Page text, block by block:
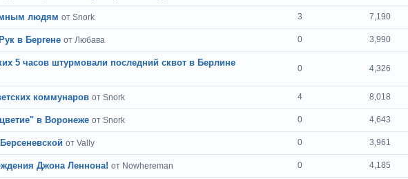
людям от Snork 3 7,190
в Бергене от Любава 0 3,990
5 часов штурмовали последний сквот в Берлине
0 4,326
коммунаров от Snork 4 8,018
в Воронеже от Snork 0 4,643
от Vally 0 3,961
Джона Леннона! от Nowhereman 0 4,185